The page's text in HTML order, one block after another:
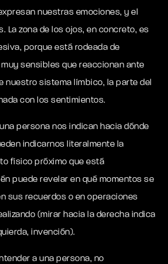
nuestras emociones, y el
La zona de los ojos, en concreto, es
porque está rodeada de
sensibles que reaccionan ante
nuestro sistema límbico, la parte del
con los sentimientos.
persona nos indican hacia dónde
indicarnos literalmente la
físico próximo que está
puede revelar en qué momentos se
sus recuerdos o en operaciones
(mirar hacia la derecha indica
invención).
a una persona, no